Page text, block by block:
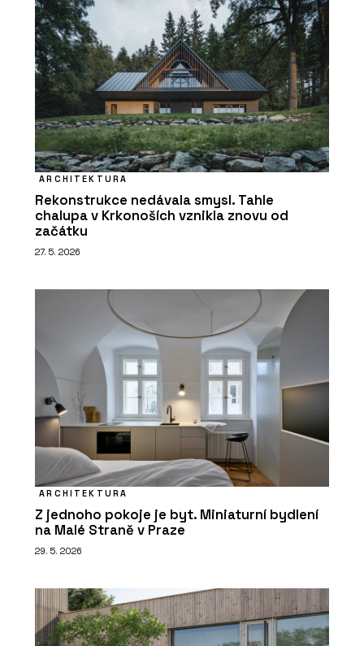
ARCHITEKTURA
Rekonstrukce nedávala smysl. Tahle
chalupa v Krkonoších vznikla znovu od
začátku
27. 5. 2026
ARCHITEKTURA
Z jednoho pokoje je byt. Miniaturní bydlení
na Malé Straně v Praze
29. 5. 2026